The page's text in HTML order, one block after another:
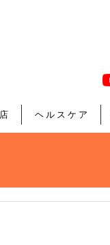
ヘ ル ス ケ ア